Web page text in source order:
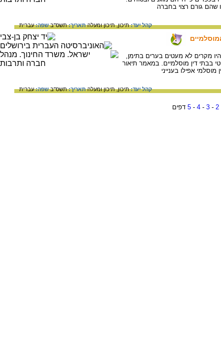
שהם גורם רצוי בחברה
קהל יעד:תיכון,תיכון ומעלהתאריך:תשס"בשפה:עברית
מקרים לא מעטים בערים בתימן,
בבתי דין מוסלמיים. במאמר תיאור
אפילו בענייני
קהל יעד:תיכון,תיכון ומעלהתאריך:תשס"בשפה:עברית
2
-
3
-
4
-
5 דפים